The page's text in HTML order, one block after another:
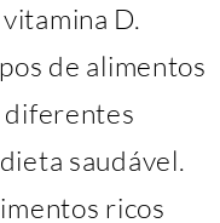
D.
de alimentos
diferentes
saudável.
ricos